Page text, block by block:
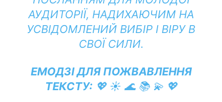
АУДИТОРІЇ, НАДИХАЮЧИМ НА
УСВІДОМЛЕНИЙ ВИБІР І ВІРУ В
СВОЇ СИЛИ.
ЕМОДЗІ ДЛЯ ПОЖВАВЛЕННЯ
ТЕКСТУ: 💖 ☀️ 🌊 📚 💫 💖